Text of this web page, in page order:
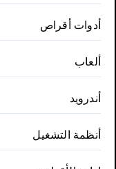
أدوات أقراص
ألعاب
أندرويد
أنظمة التشغيل